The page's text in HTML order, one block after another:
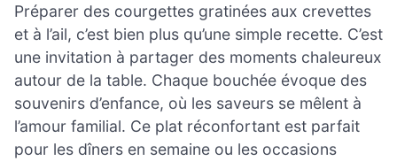
Préparer des courgettes gratinées aux crevettes
et à l’ail, c’est bien plus qu’une simple recette. C’est
une invitation à partager des moments chaleureux
autour de la table. Chaque bouchée évoque des
souvenirs d’enfance, où les saveurs se mêlent à
l’amour familial. Ce plat réconfortant est parfait
pour les dîners en semaine ou les occasions